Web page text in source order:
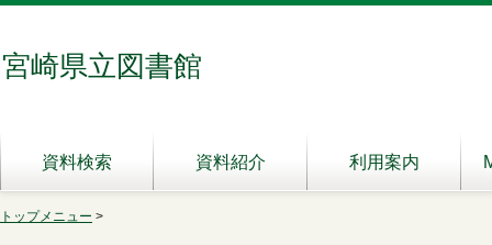
宮崎県立図書館
資料検索 資料紹介 利用案内
トップメニュー >